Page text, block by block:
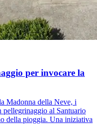
per invocare la
Madonna della Neve, i
pellegrinaggio al Santuario
della pioggia. Una iniziativa